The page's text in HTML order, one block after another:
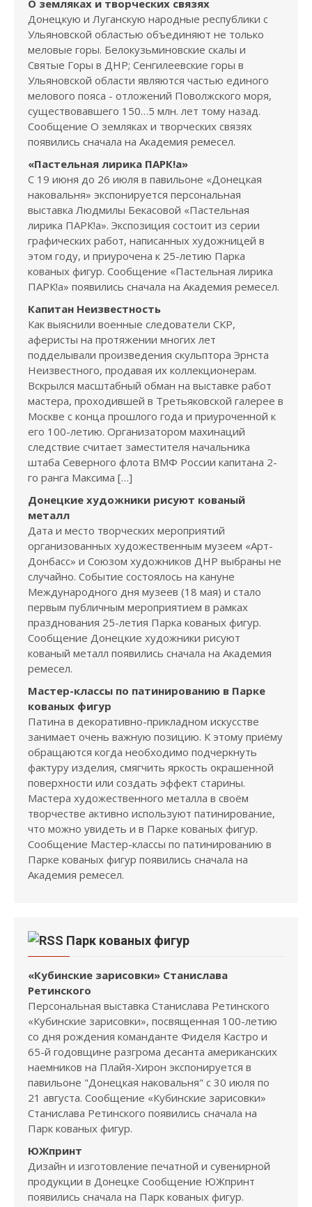
О земляках и творческих связях
Донецкую и Луганскую народные республики с
Ульяновской областью объединяют не только
меловые горы. Белокузьминовские скалы и
Святые Горы в ДНР; Сенгилеевские горы в
Ульяновской области являются частью единого
мелового пояса - отложений Поволжского моря,
существовавшего 150…5 млн. лет тому назад.
Сообщение О земляках и творческих связях
появились сначала на Академия ремесел.
«Пастельная лирика ПАРК!а»
С 19 июня до 26 июля в павильоне «Донецкая
наковальня» экспонируется персональная
выставка Людмилы Бекасовой «Пастельная
лирика ПАРК!а». Экспозиция состоит из серии
графических работ, написанных художницей в
этом году, и приурочена к 25-летию Парка
кованых фигур. Сообщение «Пастельная лирика
ПАРК!а» появились сначала на Академия ремесел.
Капитан Неизвестность
Как выяснили военные следователи СКР,
аферисты на протяжении многих лет
подделывали произведения скульптора Эрнста
Неизвестного, продавая их коллекционерам.
Вскрылся масштабный обман на выставке работ
мастера, проходившей в Третьяковской галерее в
Москве с конца прошлого года и приуроченной к
его 100-летию. Организатором махинаций
следствие считает заместителя начальника
штаба Северного флота ВМФ России капитана 2-
го ранга Максима […]
Донецкие художники рисуют кованый
металл
Дата и место творческих мероприятий
организованных художественным музеем «Арт-
Донбасс» и Союзом художников ДНР выбраны не
случайно. Событие состоялось на кануне
Международного дня музеев (18 мая) и стало
первым публичным мероприятием в рамках
празднования 25-летия Парка кованых фигур.
Сообщение Донецкие художники рисуют
кованый металл появились сначала на Академия
ремесел.
Мастер-классы по патинированию в Парке
кованых фигур
Патина в декоративно-прикладном искусстве
занимает очень важную позицию. К этому приёму
обращаются когда необходимо подчеркнуть
фактуру изделия, смягчить яркость окрашенной
поверхности или создать эффект старины.
Мастера художественного металла в своём
творчестве активно используют патинирование,
что можно увидеть и в Парке кованых фигур.
Сообщение Мастер-классы по патинированию в
Парке кованых фигур появились сначала на
Академия ремесел.
Парк кованых фигур
«Кубинские зарисовки» Станислава
Ретинского
Персональная выставка Станислава Ретинского
«Кубинские зарисовки», посвященная 100-летию
со дня рождения команданте Фиделя Кастро и
65-й годовщине разгрома десанта американских
наемников на Плайя-Хирон экспонируется в
павильоне "Донецкая наковальня" с 30 июля по
21 августа. Сообщение «Кубинские зарисовки»
Станислава Ретинского появились сначала на
Парк кованых фигур.
ЮЖпринт
Дизайн и изготовление печатной и сувенирной
продукции в Донецке Сообщение ЮЖпринт
появились сначала на Парк кованых фигур.